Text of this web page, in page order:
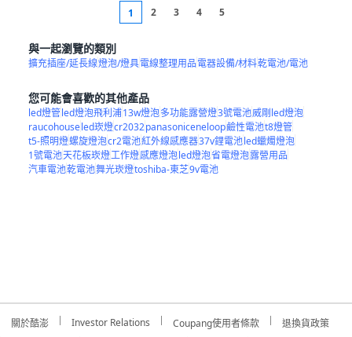
1 2 3 4 5
與一起瀏覽的類別
擴充插座/延長線燈泡/燈具電線整理用品電器設備/材料乾電池/電池
您可能會喜歡的其他產品
led燈管led燈泡飛利浦13w燈泡多功能露營燈3號電池威剛led燈泡
raucohouseled崁燈cr2032panasoniceneloop鹼性電池t8燈管
t5-照明燈螺旋燈泡cr2電池紅外線感應器37v鋰電池led蠟燭燈泡
1號電池天花板崁燈工作燈感應燈泡led燈泡省電燈泡露營用品
汽車電池乾電池舞光崁燈toshiba-東芝9v電池
關於酷澎 Investor Relations Coupang使用者條款
退換貨政策